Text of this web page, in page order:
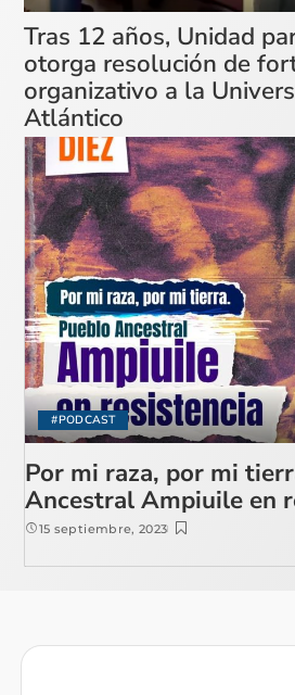
Tras 12 años, Unidad
otorga resolución de
organizativo a la
Atlántico
#PODCAST
Por mi raza, por mi
Ancestral Ampiuile en
15 septiembre, 2023